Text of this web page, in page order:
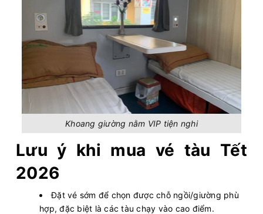
Khoang giường nằm VIP tiện nghi
Lưu ý khi mua vé tàu Tết
2026
Đặt vé sớm để chọn được chỗ ngồi/giường phù
hợp, đặc biệt là các tàu chạy vào cao điểm.